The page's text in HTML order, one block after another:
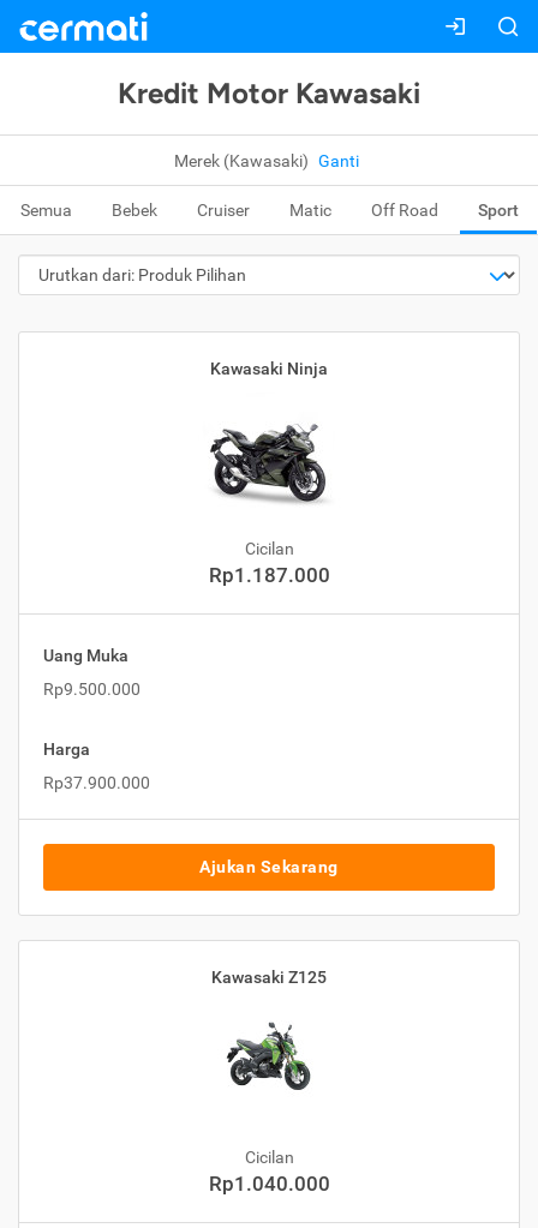
Kredit Motor Kawasaki
Merek (Kawasaki) Ganti
Semua Bebek Cruiser Matic Off Road Sport
Kawasaki Ninja
Cicilan
Rp1.187.000
Uang Muka
Rp9.500.000
Harga
Rp37.900.000
Ajukan Sekarang
Kawasaki Z125
Cicilan
Rp1.040.000